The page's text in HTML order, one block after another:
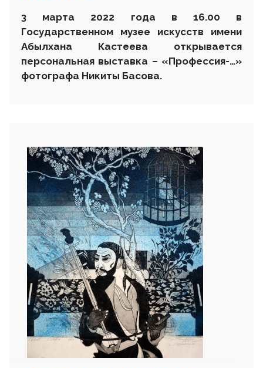
3 марта 2022 года в 16.00 в
Государственном музее искусств имени
Абылхана Кастеева открывается
персональная выставка – «Профессия-…»
фотографа Никиты Басова.